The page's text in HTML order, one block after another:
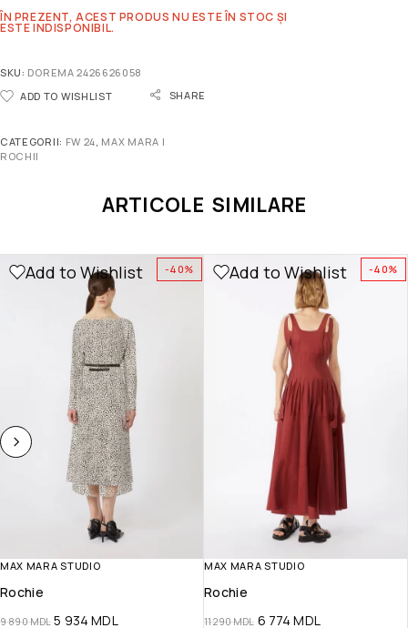
ÎN PREZENT, ACEST PRODUS NU ESTE ÎN STOC ȘI
ESTE INDISPONIBIL.
SKU: DOREMA 2426626058
ADD TO WISHLIST
SHARE
CATEGORII: FW 24, MAX MARA |
ROCHII
ARTICOLE SIMILARE
-40%
Add to Wishlist
MAX MARA STUDIO
Rochie
9 890MDL 5 934MDL
-40%
Add to Wishlist
MAX MARA STUDIO
Rochie
11 290MDL 6 774MDL